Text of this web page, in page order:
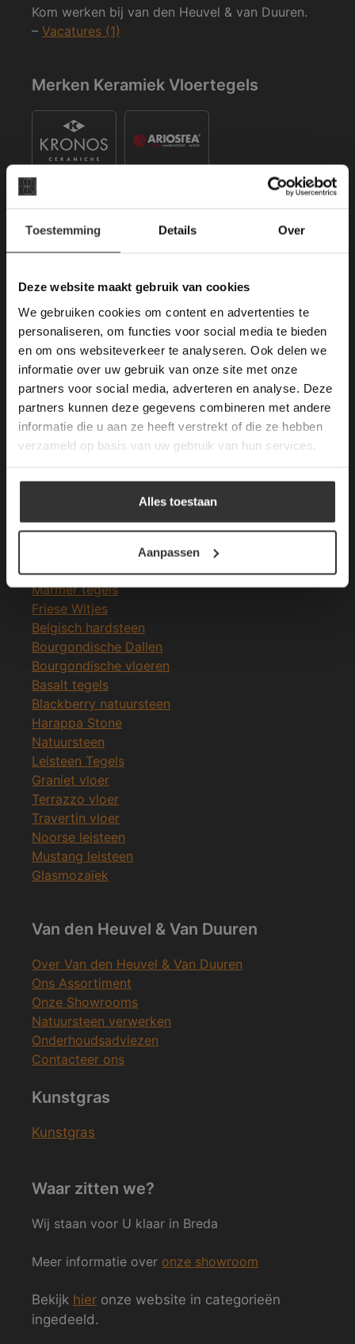
Toestemming Details Over
Deze website maakt gebruik van cookies
We gebruiken cookies om content en advertenties te
personaliseren, om functies voor social media te bieden
en om ons websiteverkeer te analyseren. Ook delen we
informatie over uw gebruik van onze site met onze
partners voor social media, adverteren en analyse. Deze
partners kunnen deze gegevens combineren met andere
informatie die u aan ze heeft verstrekt of die ze hebben
verzameld op basis van uw gebruik van hun services.
Alles toestaan
Aanpassen
Kom werken bij van den Heuvel & van Duuren.
– Vacatures (1)
Merken Keramiek Vloertegels
Merken Keramiek Terrastegels
Merken Glasmozaïek
Natuursteen vloeren
Terrastegels
Leisteen terrastegels
Marmer vloer
Marmer tegels
Friese Witjes
Belgisch hardsteen
Bourgondische Dallen
Bourgondische vloeren
Basalt tegels
Blackberry natuursteen
Harappa Stone
Natuursteen
Leisteen Tegels
Graniet vloer
Terrazzo vloer
Travertin vloer
Noorse leisteen
Mustang leisteen
Glasmozaïek
Van den Heuvel & Van Duuren
Over Van den Heuvel & Van Duuren
Ons Assortiment
Onze Showrooms
Natuursteen verwerken
Onderhoudsadviezen
Contacteer ons
Kunstgras
Kunstgras
Waar zitten we?
Wij staan voor U klaar in Breda
Meer informatie over onze showroom
Bekijk hier onze website in categorieën
ingedeeld.
Deze website maakt
gebruik van cookies.
This Cookie Banner was deleted and is no
longer working. Please contact the website
administrator.
Deze website gebruikt cookies om de
gebruikerservaring te verbeteren. Door
gebruik te maken van onze website geeft u
toestemming voor alle cookies in
overeenstemming met ons cookiebeleid.Lees
verder
ALLES ACCEPTEREN
ALLES AFWIJZEN
DETAILS WEERGEVEN